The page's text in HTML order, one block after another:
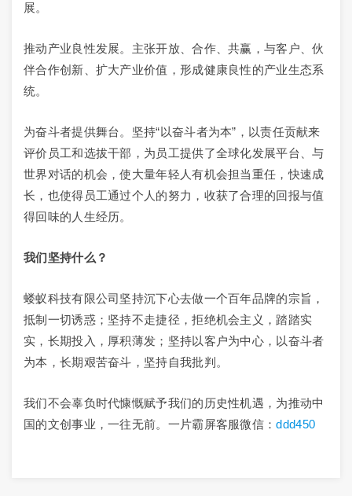
展。
推动产业良性发展。主张开放、合作、共赢，与客户、伙
伴合作创新、扩大产业价值，形成健康良性的产业生态系
统。
为奋斗者提供舞台。坚持“以奋斗者为本”，以责任贡献来
评价员工和选拔干部，为员工提供了全球化发展平台、与
世界对话的机会，使大量年轻人有机会担当重任，快速成
长，也使得员工通过个人的努力，收获了合理的回报与值
得回味的人生经历。
我们坚持什么？
蝼蚁科技有限公司坚持沉下心去做一个百年品牌的宗旨，
抵制一切诱惑；坚持不走捷径，拒绝机会主义，踏踏实
实，长期投入，厚积薄发；坚持以客户为中心，以奋斗者
为本，长期艰苦奋斗，坚持自我批判。
我们不会辜负时代慷慨赋予我们的历史性机遇，为推动中
国的文创事业，一往无前。一片霸屏客服微信：ddd450